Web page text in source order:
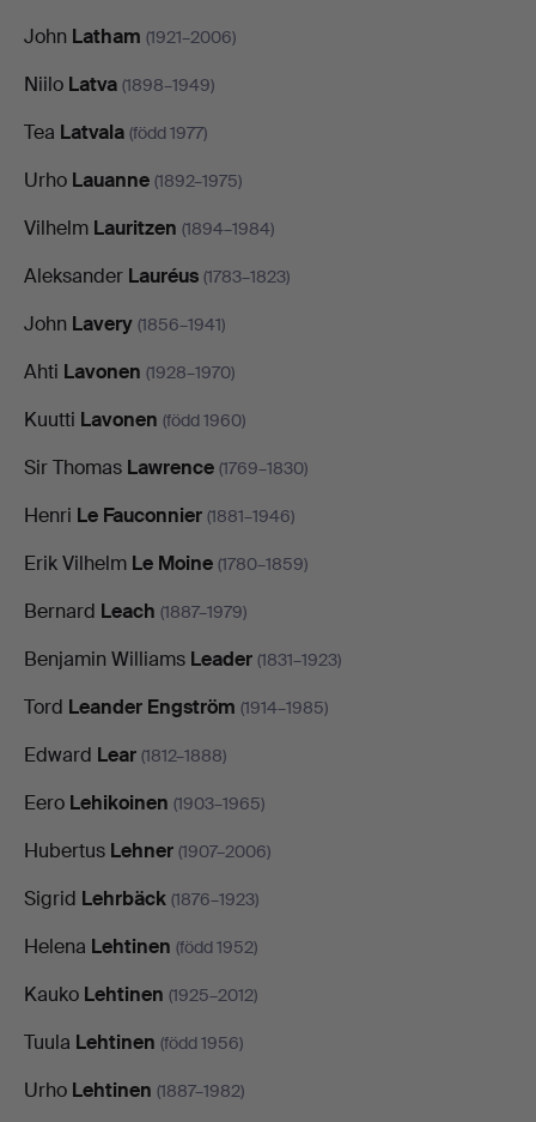
John Latham (1921–2006)
Niilo Latva (1898–1949)
Tea Latvala (född 1977)
Urho Lauanne (1892–1975)
Vilhelm Lauritzen (1894–1984)
Aleksander Lauréus (1783–1823)
John Lavery (1856–1941)
Ahti Lavonen (1928–1970)
Kuutti Lavonen (född 1960)
Sir Thomas Lawrence (1769–1830)
Henri Le Fauconnier (1881–1946)
Erik Vilhelm Le Moine (1780–1859)
Bernard Leach (1887–1979)
Benjamin Williams Leader (1831–1923)
Tord Leander Engström (1914–1985)
Edward Lear (1812–1888)
Eero Lehikoinen (1903–1965)
Hubertus Lehner (1907–2006)
Sigrid Lehrbäck (1876–1923)
Helena Lehtinen (född 1952)
Kauko Lehtinen (1925–2012)
Tuula Lehtinen (född 1956)
Urho Lehtinen (1887–1982)